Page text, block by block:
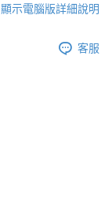
顯示電腦版詳細說明
客服